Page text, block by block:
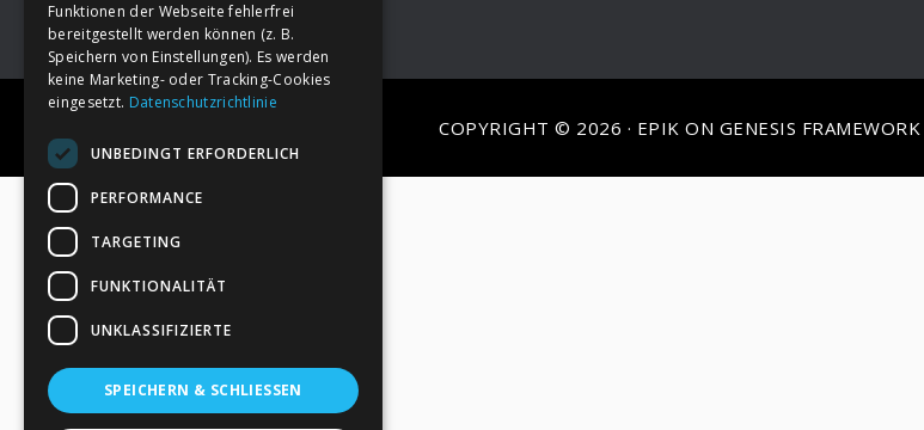
COPYRIGHT © 2026 · EPIK ON GENESIS FRAMEWORK
Funktionen der Webseite fehlerfrei
bereitgestellt werden können (z. B.
Speichern von Einstellungen). Es werden
keine Marketing- oder Tracking-Cookies
eingesetzt. Datenschutzrichtlinie
UNBEDINGT ERFORDERLICH
PERFORMANCE
TARGETING
FUNKTIONALITÄT
UNKLASSIFIZIERTE
SPEICHERN & SCHLIESSEN